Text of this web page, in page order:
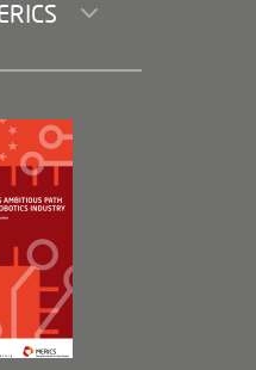
und Bereiche
Program